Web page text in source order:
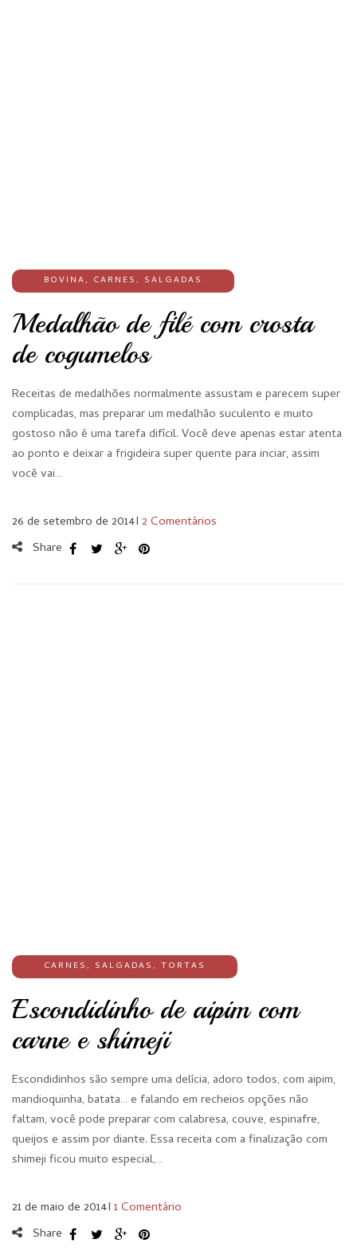
BOVINA, CARNES, SALGADAS
Medalhão de filé com crosta
de cogumelos
Receitas de medalhões normalmente assustam e parecem super
complicadas, mas preparar um medalhão suculento e muito
gostoso não é uma tarefa difícil. Você deve apenas estar atenta
ao ponto e deixar a frigideira super quente para inciar, assim
você vai…
26 de setembro de 2014I 2 Comentários
Share
CARNES, SALGADAS, TORTAS
Escondidinho de aipim com
carne e shimeji
Escondidinhos são sempre uma delícia, adoro todos, com aipim,
mandioquinha, batata… e falando em recheios opções não
faltam, você pode preparar com calabresa, couve, espinafre,
queijos e assim por diante. Essa receita com a finalização com
shimeji ficou muito especial,…
21 de maio de 2014I 1 Comentário
Share